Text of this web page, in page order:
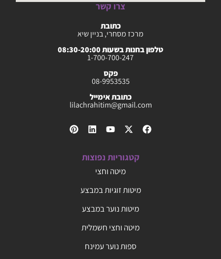
צרו קשר
כתובת
מרכז מסחרי, בניין שיא
טלפון בחנות בשעות 08:30-20:00
1-700-700-247
פקס
08-9953535
כתובת אימייל
lilachrahitim@gmail.com
קטגוריות נפוצות
מיטה וחצי
מיטות זוגיות במבצע
מיטות נוער במבצע
מיטה וחצי חשמלית
ספות נוער עמינח